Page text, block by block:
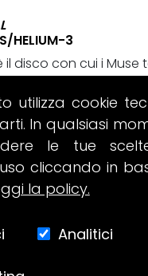
HELIUM-3
il disco con cui i Muse
ma lo fanno
Italy
utilizza cookie
In qualsiasi
le tue
cliccando in
la policy.
Analitici